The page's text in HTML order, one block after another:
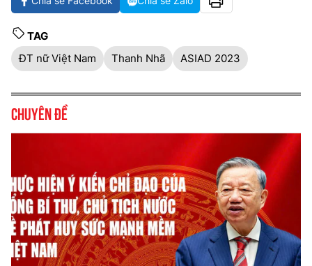
TAG
ĐT nữ Việt Nam
Thanh Nhã ASIAD 2023
Chuyên đề